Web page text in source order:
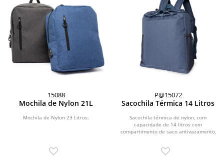
15088
Mochila de Nylon 21L
Mochila de Nylon 23 Litros.
P@15072
Sacochila Térmica 14 Litros
Sacochila térmica de nylon, com
capacidade de 14 litros com
compartimento de saco antivazamento,